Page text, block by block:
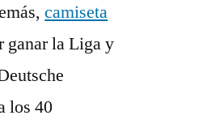
camiseta
ganar la Liga y
los 40